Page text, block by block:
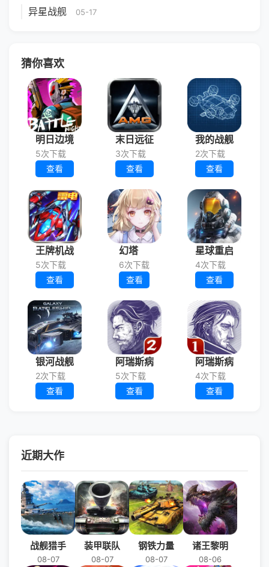
异星战舰 05-17
猜你喜欢
明日边境
5次下载
查看
末日远征
3次下载
查看
我的战舰
2次下载
查看
王牌机战
5次下载
查看
幻塔
6次下载
查看
星球重启
4次下载
查看
银河战舰
2次下载
查看
阿瑞斯病
5次下载
查看
阿瑞斯病
4次下载
查看
近期大作
战舰猎手
08-07
装甲联队
08-07
钢铁力量
08-07
诸王黎明
08-06